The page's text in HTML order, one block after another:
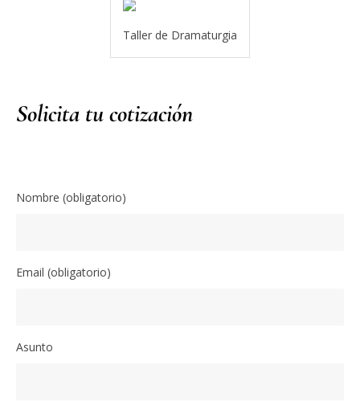
Taller de Dramaturgia
Solicita tu cotización
Nombre (obligatorio)
Email (obligatorio)
Asunto